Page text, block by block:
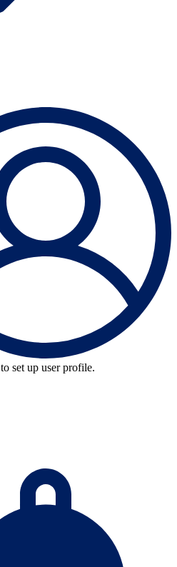
to set up user profile.